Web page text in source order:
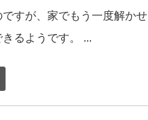
すが、家でもう一度解かせ
るようです。 ...